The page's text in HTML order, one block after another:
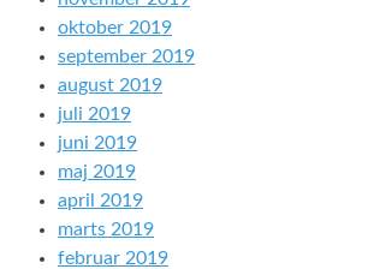
oktober 2019
september 2019
august 2019
juli 2019
juni 2019
maj 2019
april 2019
marts 2019
februar 2019